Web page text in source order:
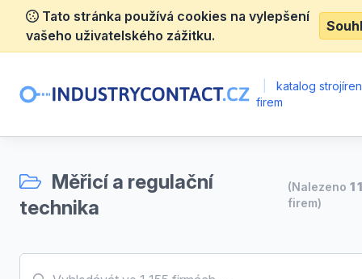
Tato stránka používá cookies na vylepšení
vašeho uživatelského zážitku.
katalog
firem
Měřicí a regulační
technika
(Nalezeno1
firem)